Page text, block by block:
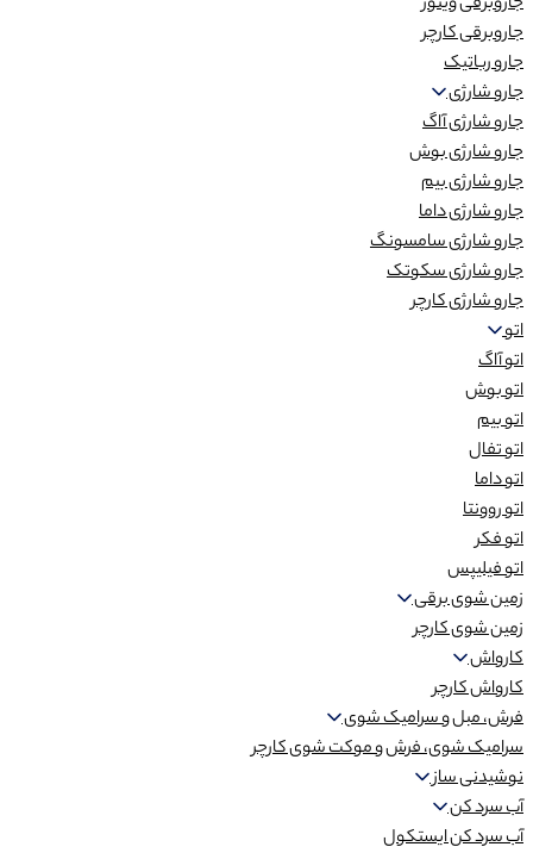
جاروبرقی کارچر
جارو رباتیک
جارو شارژی
جارو شارژی آاگ
جارو شارژی بوش
جارو شارژی بیم
جارو شارژی داما
جارو شارژی سامسونگ
جارو شارژی سکوتک
جارو شارژی کارچر
اتو
اتو آاگ
اتو بوش
اتو بیم
اتو تفال
اتو داما
اتو روونتا
اتو فکر
اتو فیلیپس
زمین شوی برقی
زمین شوی کارچر
کارواش
کارواش کارچر
فرش، مبل و سرامیک شوی
سرامیک شوی، فرش و موکت شوی کارچر
نوشیدنی ساز
آب سرد کن
آب سرد کن ایستکول